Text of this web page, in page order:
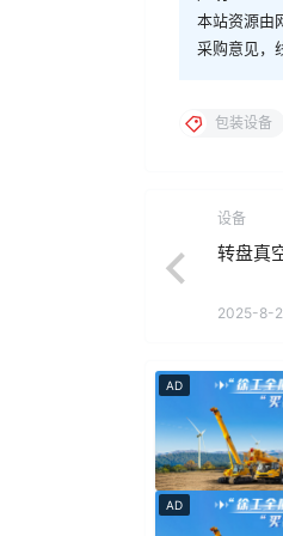
本站资源由
采购意见，
包装设备
设备
转盘真
2025-8-
AD
AD